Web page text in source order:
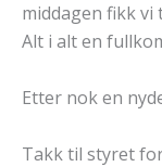
middagen fikk
Alt i alt en
Etter nok en
Takk til styret